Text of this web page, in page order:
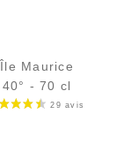
Île Maurice
40° - 70 cl